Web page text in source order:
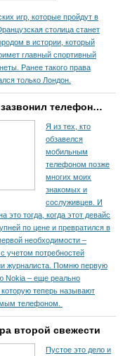
игр, которые пройдут в
столица станет
в истории, который
главный спортивный
Ранее такого права
только Лондон.
телефон…
Я из тех, кто
обзавелся
мобильным
телефоном позже
многих моих
знакомых и
сослуживцев. И
это тогда, когда этот девайс
по цене и превратился в
необходимости –
учетом потребностей
журналиста. Помню первую
Nokia – еще реально
теперь называют
телефоном.
второй свежести
Пустое это дело и